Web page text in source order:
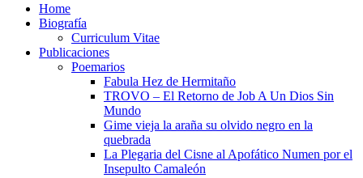
Home
Biografía
Curriculum Vitae​
Publicaciones
Poemarios
Fabula Hez de Hermitaño
TROVO – El Retorno de Job A Un Dios Sin
Mundo
Gime vieja la araña su olvido negro en la
quebrada
La Plegaria del Cisne al Apofático Numen por el
Insepulto Camaleón